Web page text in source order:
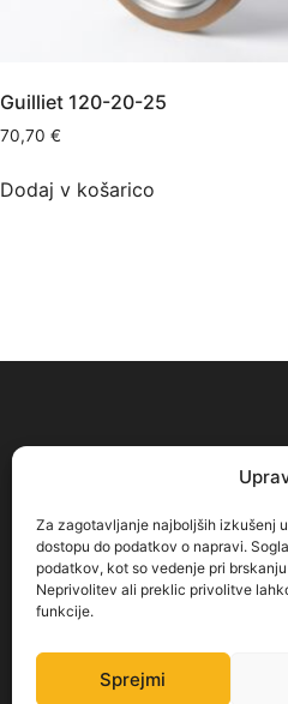
Za zagotavljanje najboljših izkušenj
dostopu do podatkov o napravi.
podatkov, kot so vedenje pri
Neprivolitev ali preklic privolitve
funkcije.
Sprejmi
Guilliet 120-20-25
70,70 €
Dodaj v košarico
Način plačila
Vračilo blaga
Pogoji poslovanja
Piškotki
Politika zasebnosti